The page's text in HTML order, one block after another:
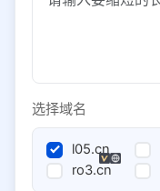
选择域名
l05.cn
ro3.cn